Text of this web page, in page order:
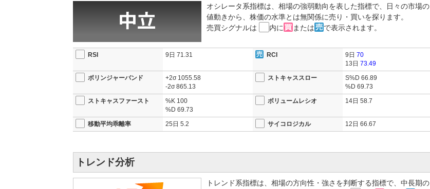
オシレータ系指標は、相場の強弱動向を表した指標で、日々の市場の
値動きから、株価の水準とは無関係に売り・買いを探ります。
売買シグナルは
内に または で表示されます。
RSI 9日 71.31 RCI 9日 70
13日 73.49
ボリンジャーバンド
+2σ 1055.58
-2σ865.13
ストキャススロー S%D 66.89
%D 69.73
ストキャスファースト
%K 100
%D 69.73
ボリュームレシオ 14日 58.7
移動平均乖離率 25日 5.2 サイコロジカル 12日 66.67
トレンド分析
トレンド系指標は、相場の方向性・強さを判断する指標で、中長期の